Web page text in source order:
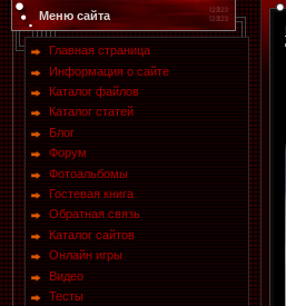
Меню сайта
Главная страница
Информация о сайте
Каталог файлов
Каталог статей
Блог
Форум
Фотоальбомы
Гостевая книга
Обратная связь
Каталог сайтов
Онлайн игры
Видео
Тесты